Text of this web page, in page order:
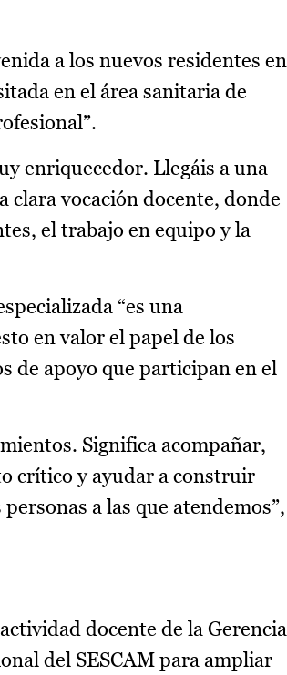
a los nuevos residentes en
en el área sanitaria de
enriquecedor. Llegáis a una
clara vocación docente, donde
el trabajo en equipo y la
“es una
en valor el papel de los
de apoyo que participan en el
Significa acompañar,
crítico y ayudar a construir
a las que atendemos”,
docente de la Gerencia
del SESCAM para ampliar